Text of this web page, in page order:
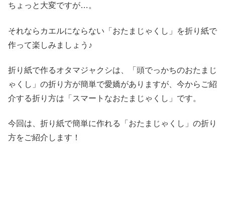
ちょっと大変ですが…。
それならカエルにならない「おたまじゃくし」を折り紙で
作って楽しみましょう♪
折り紙で作るオタマジャクシは、「頭でっかちのおたまじ
ゃくし」の折り方が簡単で愛嬌がありますが、今からご紹
介する折り方は「スマートなおたまじゃくし」です。
今回は、折り紙で簡単に作れる「おたまじゃくし」の折り
方をご紹介します！